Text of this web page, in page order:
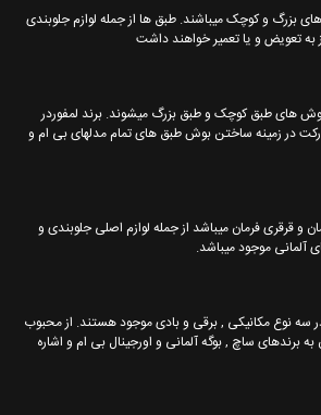
بزرگ و کوچک میباشند. طبق ها از جمله لوازم جلوبندی
به تعویض و یا تعمیر خواهند داشت
های طبق کوچک و طبق بزرگ میشوند. برند لمفوردر
در زمینه ساختن بوش طبق های تمام مدلهای بی ام و
و قرقری فرمان میباشد از جمله لوازم اصلی جلوبندی و
آلمانی موجود میباشد.
سه نوع مکانیکی , برقی و بادی موجود هستند. از محبوب
برندهای ساچ , بوگه آلمانی و اورجینال بی ام و اشاره